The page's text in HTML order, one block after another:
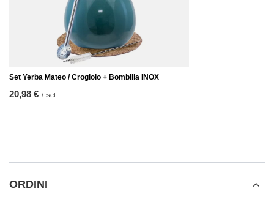
Set Yerba Mateo / Crogiolo + Bombilla INOX
20,98 € / set
ORDINI